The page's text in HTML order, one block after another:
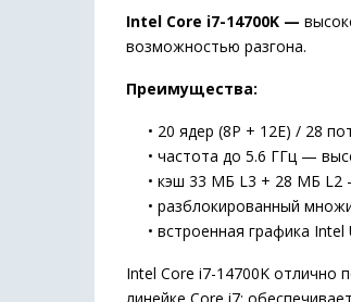
Intel Core i7-14700K —
возможностью разгона.
Преимущества:
• 20 ядер (8P + 12E) / 28
• частота до 5.6 ГГц —
• кэш 33 МБ L3 + 28 МБ L2
• разблокированный
• встроенная графика Intel
Intel Core i7-14700K отлично